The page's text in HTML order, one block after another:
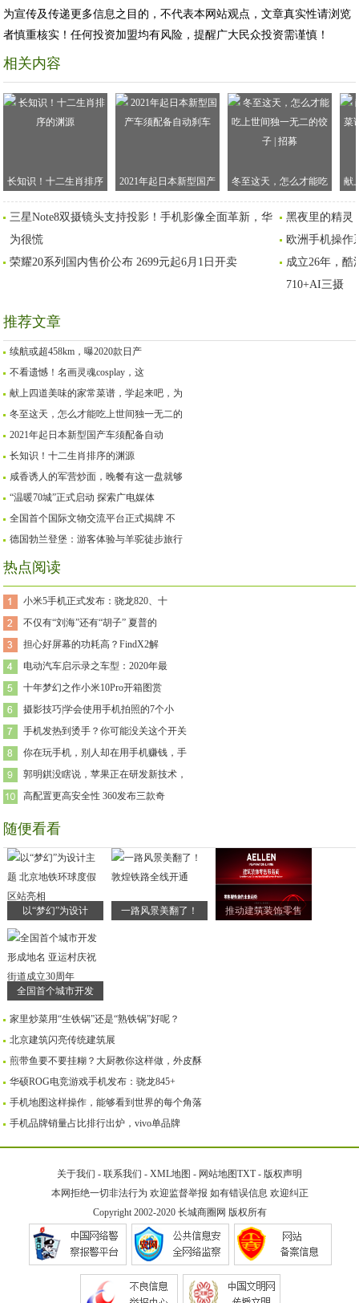
为宣传及传递更多信息之目的，不代表本网站观点，文章真实性请浏览
者慎重核实！任何投资加盟均有风险，提醒广大民众投资需谨慎！
相关内容
长知识！十二生肖排序
的渊源
2021年起日本新型国产
车须配备自动刹车
冬至这天，怎么才能吃
上世间独一无二的饺子 |
招募
献
谱
三星Note8双摄镜头支持投影！手机影像全面革新，华
为很慌
黑夜里的精灵
欧洲手机操作
荣耀20系列国内售价公布 2699元起6月1日开卖
成立26年，酷
710+AI三摄
推荐文章
续航或超458km，曝2020款日产
不看遗憾！名画灵魂cosplay，这
献上四道美味的家常菜谱，学起来吧，为
冬至这天，怎么才能吃上世间独一无二的
2021年起日本新型国产车须配备自动
长知识！十二生肖排序的渊源
咸香诱人的军营炒面，晚餐有这一盘就够
“温暖70城”正式启动 探索广电媒体
全国首个国际文物交流平台正式揭牌 不
德国勃兰登堡：游客体验与羊驼徒步旅行
热点阅读
小米5手机正式发布：骁龙820、十
不仅有“刘海”还有“胡子” 夏普的
担心好屏幕的功耗高？FindX2解
电动汽车启示录之车型：2020年最
十年梦幻之作小米10Pro开箱图赏
摄影技巧|学会使用手机拍照的7个小
手机发热到烫手？你可能没关这个开关
你在玩手机，别人却在用手机赚钱，手
郭明錤没瞎说，苹果正在研发新技术，
高配置更高安全性 360发布三款奇
随便看看
以“梦幻”为设计 一路风景美翻了！ 推动建筑装饰零售
全国首个城市开发
家里炒菜用“生铁锅”还是“熟铁锅”好呢？
北京建筑闪亮传统建筑展
煎带鱼要不要挂糊？大厨教你这样做，外皮酥
华硕ROG电竞游戏手机发布：骁龙845+
手机地图这样操作，能够看到世界的每个角落
手机品牌销量占比排行出炉，vivo单品牌
关于我们 - 联系我们 - XML地图 - 网站地图TXT- 版权声明
本网拒绝一切非法行为 欢迎监督举报 如有错误信息 欢迎纠正
Copyright 2002-2020 长城商圈网 版权所有